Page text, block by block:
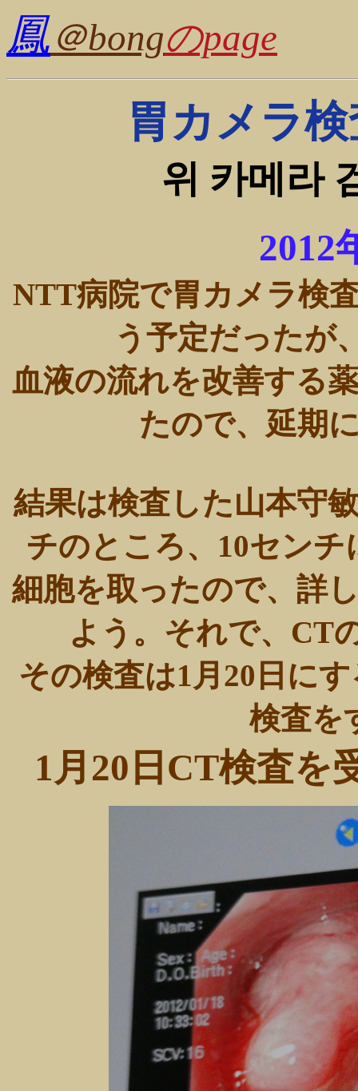
鳳＠bongのpage
胃カメラ
위 카메라
2012
NTT病院で胃カメラ検
う予定だったが
血液の流れを改善する
たので、延期
結果は検査した山本守
チのところ、10セン
細胞を取ったので、詳
よう。それで、CT
その検査は1月20日に
検査を
1月20日CT検査を